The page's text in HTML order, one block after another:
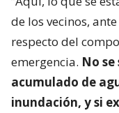
de los vecinos,
respecto del
emergencia. No
acumulado de
inundación, y si